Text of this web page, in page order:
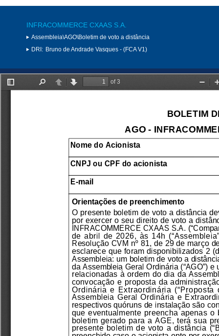
INFRACOMMERCE CXAAS S.A.
Assembleia\AGO\Boletim de voto a distância
DRI: Bruno de Andrade Vasques - (FCA V1)